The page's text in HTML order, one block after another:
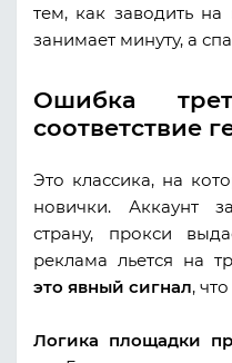
тем, как заводить
занимает минуту, а
Ошибка
соответствие
Это классика, на
новички. Аккаунт
страну, прокси
реклама льется на
это явный сигнал,
Логика площадки